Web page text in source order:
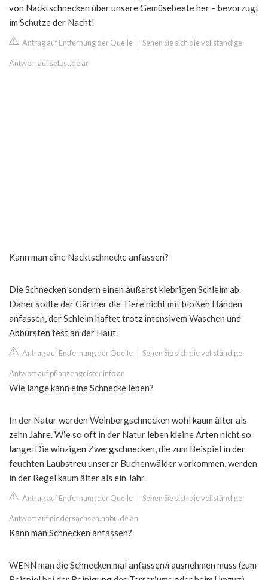
von Nacktschnecken über unsere Gemüsebeete her – bevorzugt
im Schutze der Nacht!
Antrag auf Entfernung der Quelle Sehen Sie sich die vollständige
Antwort auf selbst.de an
Kann man eine Nacktschnecke anfassen?
Die Schnecken sondern einen äußerst klebrigen Schleim ab.
Daher sollte der Gärtner die Tiere nicht mit bloßen Händen
anfassen, der Schleim haftet trotz intensivem Waschen und
Abbürsten fest an der Haut.
Antrag auf Entfernung der Quelle Sehen Sie sich die vollständige
Antwort auf pflanzengeister.info an
Wie lange kann eine Schnecke leben?
In der Natur werden Weinbergschnecken wohl kaum älter als
zehn Jahre. Wie so oft in der Natur leben kleine Arten nicht so
lange. Die winzigen Zwergschnecken, die zum Beispiel in der
feuchten Laubstreu unserer Buchenwälder vorkommen, werden
in der Regel kaum älter als ein Jahr.
Antrag auf Entfernung der Quelle Sehen Sie sich die vollständige
Antwort auf niedersachsen.nabu.de an
Kann man Schnecken anfassen?
WENN man die Schnecken mal anfassen/rausnehmen muss (zum